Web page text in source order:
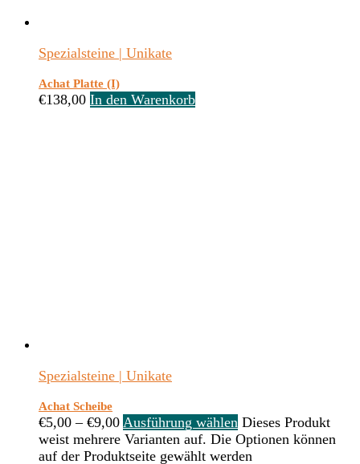
Spezialsteine | Unikate
Achat Platte (I)
€138,00 In den Warenkorb
Spezialsteine | Unikate
Achat Scheibe
€5,00 – €9,00 Ausführung wählen Dieses Produkt
weist mehrere Varianten auf. Die Optionen können
auf der Produktseite gewählt werden